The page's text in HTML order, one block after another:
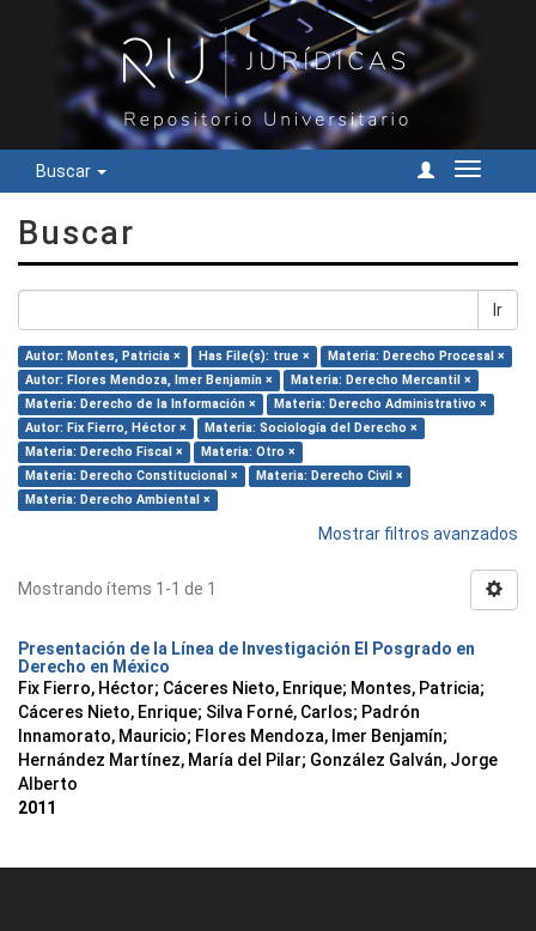
Buscar
Cambiar
Buscar
Ir
Autor: Montes, Patricia × Has File(s): true ×
Materia: Derecho Procesal ×
Autor: Flores Mendoza, Imer Benjamín ×
Materia: Derecho Mercantil ×
Materia: Derecho de la Información ×
Materia: Derecho Administrativo ×
Autor: Fix Fierro, Héctor ×
Materia: Sociología del Derecho ×
Materia: Derecho Fiscal ×
Materia: Otro ×
Materia: Derecho Constitucional ×
Materia: Derecho Civil ×
Materia: Derecho Ambiental ×
Mostrar filtros avanzados
Mostrando ítems 1-1 de 1
Presentación de la Línea de Investigación El Posgrado en
Derecho en México
Fix Fierro, Héctor; Cáceres Nieto, Enrique; Montes, Patricia;
Cáceres Nieto, Enrique; Silva Forné, Carlos; Padrón
Innamorato, Mauricio; Flores Mendoza, Imer Benjamín;
Hernández Martínez, María del Pilar; González Galván, Jorge
Alberto
2011